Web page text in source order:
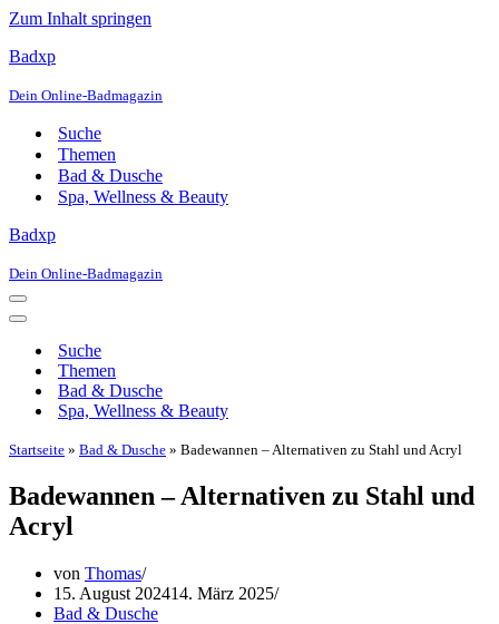
Zum Inhalt springen
Badxp
Dein Online-Badmagazin
Suche
Themen
Bad & Dusche
Spa, Wellness & Beauty
Badxp
Dein Online-Badmagazin
Navigationsmenü
Navigationsmenü
Suche
Themen
Bad & Dusche
Spa, Wellness & Beauty
Startseite » Bad & Dusche » Badewannen – Alternativen zu Stahl und Acryl
Badewannen – Alternativen zu Stahl und
Acryl
von Thomas
15. August 202414. März 2025
Bad & Dusche